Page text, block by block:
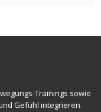
Trainings sowie
Gefühl integrieren.